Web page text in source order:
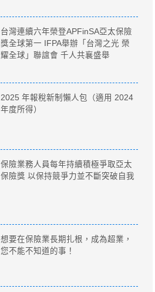
台灣連續六年榮登APFinSA亞太保險
獎全球第一 IFPA舉辦「台灣之光 榮
耀全球」聯誼會 千人共襄盛舉
2025 年報稅新制懶人包（適用 2024
年度所得）
保險業務人員每年持續積極爭取亞太
保險獎 以保持競爭力並不斷突破自我
想要在保險業長期扎根，成為超業，
您不能不知道的事！